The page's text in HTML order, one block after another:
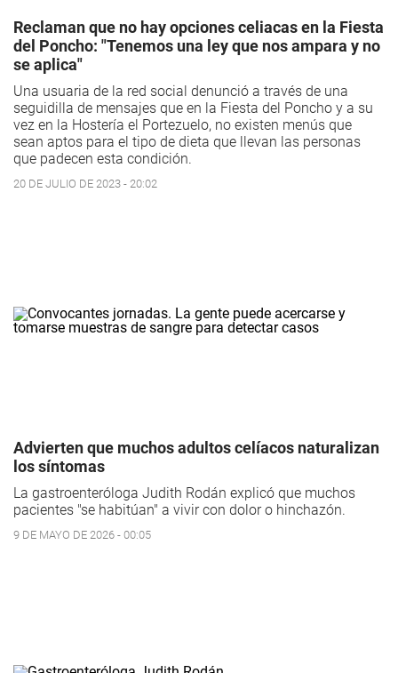
Reclaman que no hay opciones celiacas en la Fiesta
del Poncho: "Tenemos una ley que nos ampara y no
se aplica"
Una usuaria de la red social denunció a través de una
seguidilla de mensajes que en la Fiesta del Poncho y a su
vez en la Hostería el Portezuelo, no existen menús que
sean aptos para el tipo de dieta que llevan las personas
que padecen esta condición.
20 DE JULIO DE 2023 - 20:02
Advierten que muchos adultos celíacos naturalizan
los síntomas
La gastroenteróloga Judith Rodán explicó que muchos
pacientes "se habitúan" a vivir con dolor o hinchazón.
9 DE MAYO DE 2026 - 00:05